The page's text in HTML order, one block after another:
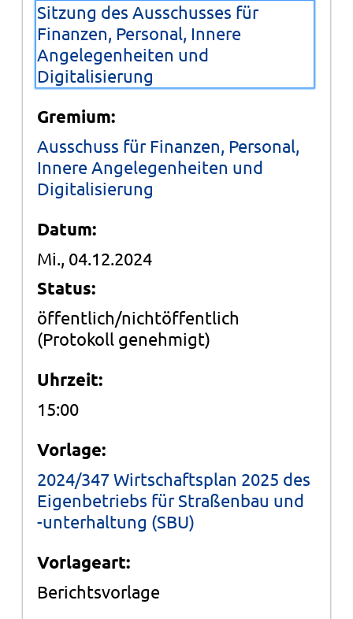
Sitzung des Ausschusses für
Finanzen, Personal, Innere
Angelegenheiten und
Digitalisierung
Gremium:
Ausschuss für Finanzen, Personal,
Innere Angelegenheiten und
Digitalisierung
Datum:
Mi., 04.12.2024
Status:
öffentlich/nichtöffentlich
(Protokoll genehmigt)
Uhrzeit:
15:00
Vorlage:
2024/347 Wirtschaftsplan 2025 des
Eigenbetriebs für Straßenbau und
-unterhaltung (SBU)
Vorlageart:
Berichtsvorlage